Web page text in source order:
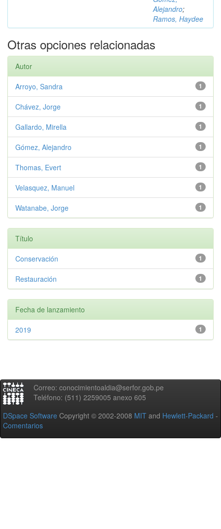
Alejandro;
Ramos, Haydee
Otras opciones relacionadas
Autor
1
Arroyo, Sandra
1
Chávez, Jorge
1
Gallardo, Mirella
1
Gómez, Alejandro
1
Thomas, Evert
1
Velasquez, Manuel
1
Watanabe, Jorge
Título
1
Conservación
1
Restauración
Fecha de lanzamiento
1
2019
Correo: conocimientoaldia@serfor.gob.pe
Teléfono: (511) 2259005 anexo 605
DSpace Software Copyright © 2002-2008 MIT and Hewlett-Packard -
Comentarios